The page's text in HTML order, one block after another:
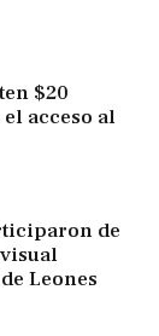
$20
acceso al
de
Leones